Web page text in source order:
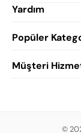
Yardım
Popüler
Müşteri
©